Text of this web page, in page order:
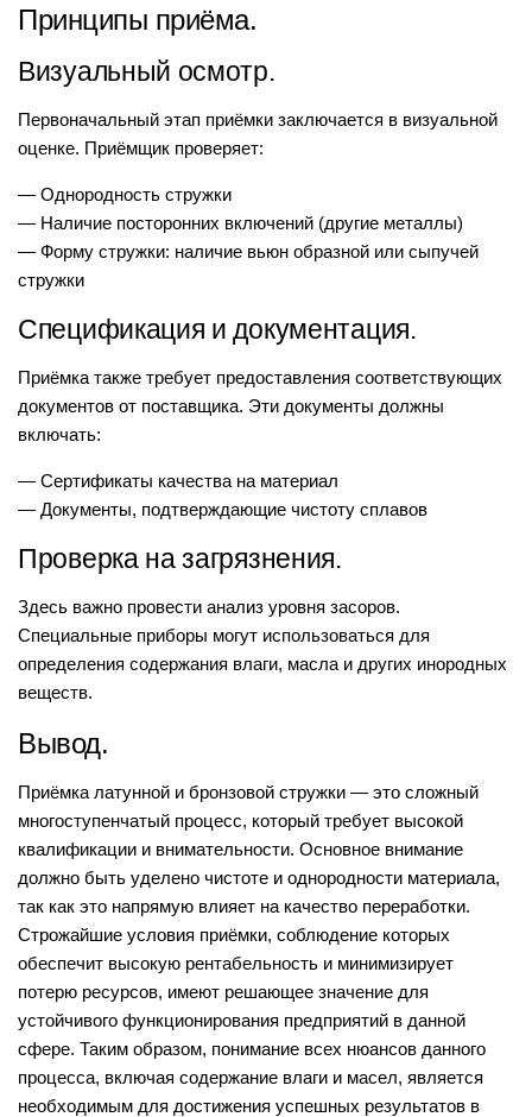
Принципы приёма.
Визуальный осмотр.
Первоначальный этап приёмки заключается в визуальной
оценке. Приёмщик проверяет:
— Однородность стружки
— Наличие посторонних включений (другие металлы)
— Форму стружки: наличие вьюн образной или сыпучей
стружки
Спецификация и документация.
Приёмка также требует предоставления соответствующих
документов от поставщика. Эти документы должны
включать:
— Сертификаты качества на материал
— Документы, подтверждающие чистоту сплавов
Проверка на загрязнения.
Здесь важно провести анализ уровня засоров.
Специальные приборы могут использоваться для
определения содержания влаги, масла и других инородных
веществ.
Вывод.
Приёмка латунной и бронзовой стружки — это сложный
многоступенчатый процесс, который требует высокой
квалификации и внимательности. Основное внимание
должно быть уделено чистоте и однородности материала,
так как это напрямую влияет на качество переработки.
Строжайшие условия приёмки, соблюдение которых
обеспечит высокую рентабельность и минимизирует
потерю ресурсов, имеют решающее значение для
устойчивого функционирования предприятий в данной
сфере. Таким образом, понимание всех нюансов данного
процесса, включая содержание влаги и масел, является
необходимым для достижения успешных результатов в